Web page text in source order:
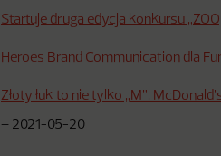
Startuje druga edycja konkursu
Heroes Brand Communication dla
Złoty łuk to nie tylko „M”.
– 2021-05-20